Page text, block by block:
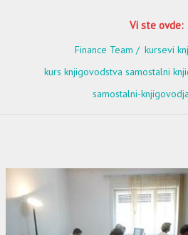
Vi ste ovde:
Finance Team
kursevi
kurs knjigovodstva samostalni
samostalni-